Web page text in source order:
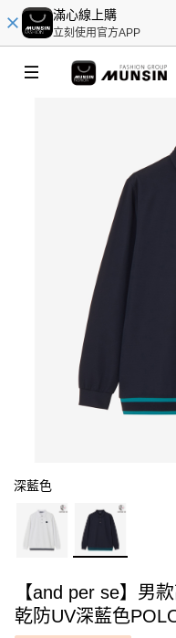
滿心線上購
立刻使用官方APP
深藍色
【and per se】男
乾防UV深藍色